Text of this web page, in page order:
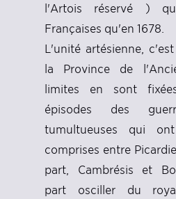
l'Artois réservé )
Françaises qu'en 1678.
L'unité artésienne,
la Province de
limites en sont
épisodes des
tumultueuses qui
comprises entre
part, Cambrésis et
part osciller du